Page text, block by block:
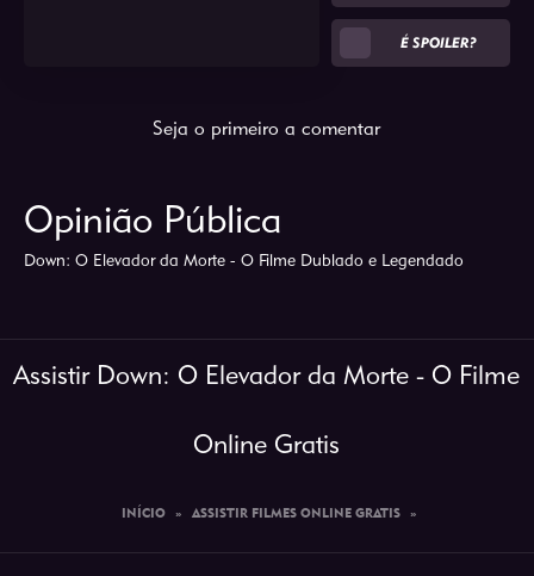
É SPOILER?
Seja o primeiro a comentar
Opinião Pública
Down: O Elevador da Morte - O Filme Dublado e Legendado
Assistir Down: O Elevador da Morte - O Filme
Online Gratis
INÍCIO » ASSISTIR FILMES ONLINE GRATIS »